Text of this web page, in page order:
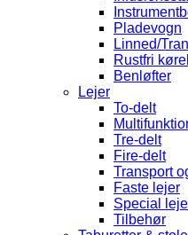
Pladevogn
Linned/
Rustfri
Benløfter
Lejer
To-delt
Tre-delt
Fire-delt
Transport
Faste lejer
Special
Tilbehør